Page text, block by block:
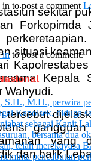
sekitar
Forkopimda
situasi
Kepala
Wahyudi.
tersebut
yang
dan balik
to post a comment
into post a comment.